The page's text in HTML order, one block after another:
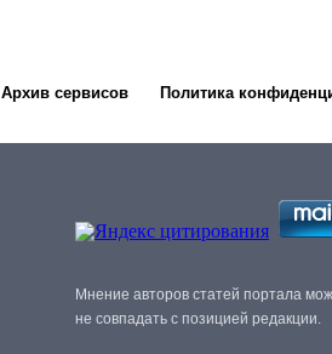
Архив сервисов Политика
Мнение авторов статей портала
не совпадать с позицией редакции.